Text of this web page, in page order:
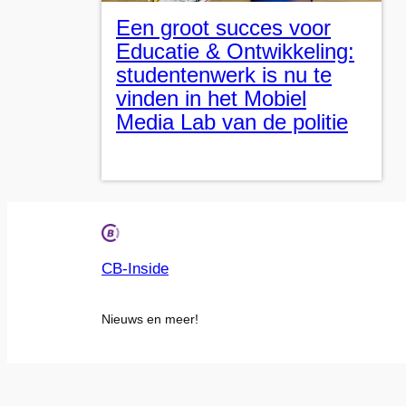
Een groot succes voor
Educatie & Ontwikkeling:
studentenwerk is nu te
vinden in het Mobiel
Media Lab van de politie
CB-Inside
Nieuws en meer!